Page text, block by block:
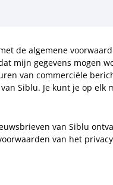
de algemene
mijn gegevens mogen
van commerciële
Siblu. Je kunt je op elk
van Siblu
van het